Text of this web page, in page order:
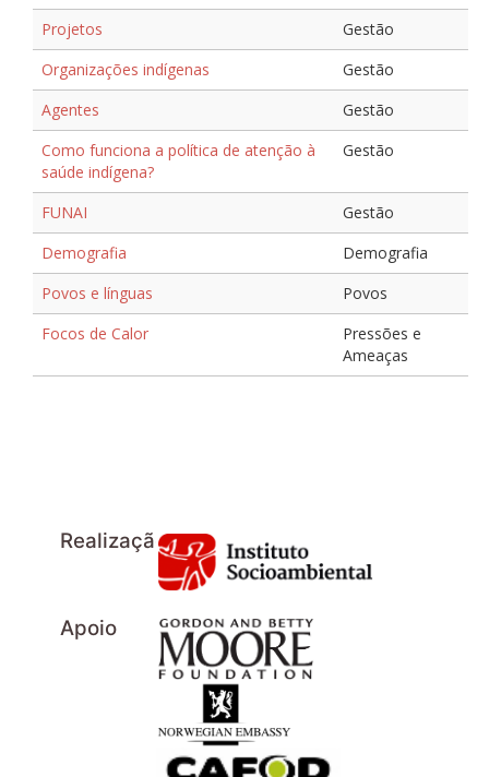
Projetos
Gestão
Organizações indígenas
Gestão
Agentes
Gestão
Como funciona a política de atenção à
saúde indígena?
Gestão
FUNAI
Gestão
Demografia
Demografia
Povos e línguas
Povos
Focos de Calor
Pressões e
Ameaças